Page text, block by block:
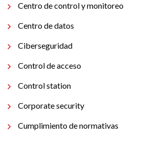
Centro de control y monitoreo
Centro de datos
Ciberseguridad
Control de acceso
Control station
Corporate security
Cumplimiento de normativas